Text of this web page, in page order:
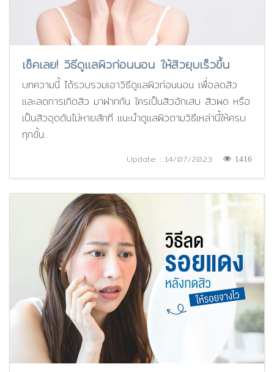
เช็คเลย! วิธีดูแลผิวก่อนนอน ให้สิวยุบเร็วขึ้น
บทความนี้ ได้รวบรวมเอาวิธีดูแลผิวก่อนนอน เพื่อลดสิว
และลดการเกิดสิว มาฝากกัน ใครเป็นสิวอักเสบ สิวผด หรือ
เป็นสิวอุดตันไม่หายสักที แนะนำดูแลผิวตามวิธีเหล่านี้ให้ครบ
ทุกขั้น..
Update : 14/07/2023 1416